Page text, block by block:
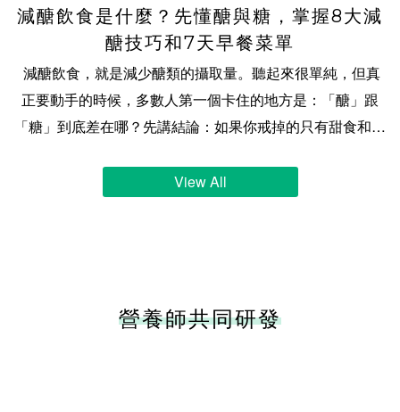
減醣飲食是什麼？先懂醣與糖，掌握8大減
醣技巧和7天早餐菜單
減醣飲食，就是減少醣類的攝取量。聽起來很單純，但真正要動手的時候，多數人第一個卡住的地方是：「醣」跟「糖」到底差在哪？先講結論：如果你戒掉的只有甜食和手搖飲，那叫減糖，不叫減醣。飯、麵、麵包這些一點都不甜的東西，才是大宗。這篇會先把這兩個字分乾淨，再談 8 個可以馬上用的減醣技巧，最後給你一份 7 天早餐菜單。 目錄減醣飲食是什麼？先分清楚「醣」和「糖」減醣飲食與低碳飲食的差別？減醣的好處是什麼？減醣要怎麼做？8 大技巧一次掌握減醣食物有哪些？減醣主食替換對照減醣早餐一週菜單怎麼配減醣新手最常誤會的三件事關於減醣，大家最常問的 9 件事減醣飲食｜加入社群，發現更多減醣的技巧 減醣飲食是什麼？先分清楚「醣」和「糖」「醣」是所有碳水化合物的總稱，「糖」只是其中的一小類。兩個字差一筆，範圍差很多：減糖只動到那一小類，減醣要連飯麵一起算進來。 減醣飲食的基本概念先說一件可能有點意外的事：「減醣飲食」不是政府認定的正式名詞。 翻遍衛福部國民健康署的《每日飲食指南》，你會找到「全穀雜糧類」，也會找到「添加糖」，但找不到「減醣飲食」這四個字的定義，更沒有規定要減到多少才算數。所以你在網路上看到的減醣說法，從溫和到嚴格都有，彼此還常常對不起來。這不是誰在亂講，是這個詞本來就沒有一把公定的尺。 政府給的是另一種東西：一個均衡飲食的參考範圍。 三大營養素佔一天總熱量的建議比例 蛋白質 10% ~ 20%｜脂質 20% ~ 30%｜醣類（碳水化合物）50% ~ 60% 資料來源：衛生福利部國民健康署《每日飲食指南手冊》（107 年 10 月第二版） 這個範圍的適用對象是一般成人。如果你有特殊需求，這篇文章不能取代醫師或營養師給你的建議。 「糖」不是只有吃起來甜的那些官方對「糖」的判定不是看甜度，是看結構：食藥署在營養標示的規範裡把「糖」定義為單醣與雙醣的總和。你在營養標示上看到的「糖」那一欄，算的就是它們。 大部分的糖確實嚐得出甜味，所以一講到糖，多數人想到的是甜點、含糖飲料、蛋糕餅乾。這個直覺大致沒錯，但它有漏洞。 乳糖就是那個漏洞。 牛奶喝起來不像糖水，可是乳糖是雙醣，在標示上一樣要算進「糖」那一欄。甜度只是線索，不是判定的依據。還有一件事知道的人不多：營養標示上沒有「添加糖」這一欄。 標示的「糖」把天然就有的（牛奶裡的乳糖、水果裡的果糖）和製作時加進去的混在同一個數字裡。而國健署《國民飲食指標》建議「不宜超過總熱量 10%」的，指的是額外加進去的那些。 換句話說，光看標示上的「糖」，看不出添加糖有多少。 「醣」是所有碳水化合物的總稱「醣」的範圍比「糖」大得多。食藥署的定義很直接：碳水化合物，即醣類，指總碳水化合物。 換句話說，「醣」是一個大圈，「糖」只是圈裡的一小塊。這個圈裡還有澱粉。飯、麵、麵包、地瓜、馬鈴薯，這些吃起來一點都不甜的東西，全都是醣。連膳食纖維也在圈裡，只是纖維的熱量以每公克 2 大卡計，跟其他碳水的 4 大卡不同。 把大圈小圈的關係擺出來，「減糖」和「減醣」的差別就清楚了： 減的是什麼主要對付減糖圈裡那一小塊甜食、含糖飲料，特別是添加糖減醣整個圈連澱粉一起算進來，減的是總碳水化合物的量 所以「我沒吃甜食」和「我有減醣」是兩回事。甜食只是那一小塊，飯麵才是大宗。這也是為什麼有些人戒了手搖飲，一整天吃進去的醣量卻沒有降多少。三餐的飯麵完全沒動。 分清楚這兩個字之後，下一個問題自然就來了：那減醣跟低碳，又差在哪？ 減醣飲食與低碳飲食的差別？ 兩種都在減碳水，差別是你需要多精確。減醣通常先從含糖飲料和精緻澱粉下手，不設硬性的每日克數；低碳會給自己一個每天的碳水額度，總量要記帳。 減醣和低碳，差在哪裡？先說一件會讓人有點意外的事：這兩個詞，沒有一個是政府認定的正式名詞。 跟「減醣飲食」一樣，「低碳飲食」在台灣的政府官方文件裡也找不到定義，沒有規定碳水要壓到多少才算數。網路上流傳的各種克數標準，來源多半是國外的書籍、社群或研究，彼此並不一致。所以下面講的是大致的分野，不是公定標準。 減醣通常是「往下調」：先把含糖飲料、甜點、精緻澱粉的比重減下來，主食吃少一點或換掉一部分，多半不設一個硬性的每日克數。低碳通常是「設上限」：給自己一個每天的碳水額度，吃什麼可以彈性，但總量要記帳。所以低碳的人比較常在算克數，減醣的人比較常在做選擇。 真正的差別不在數字，在你需要多精確。減醣可以憑判斷做，低碳需要記錄。 兩種飲食方式比較，怎麼選？ 怎麼做需要記錄嗎難在哪減醣減少精緻糖與精緻澱粉，主食吃少或換掉一部分不一定沒有標準，全靠自己判斷低碳給自己一個每日碳水額度，總量要記帳要三餐都要算，外食最難 怎麼選？我們的建議是先問「你能維持多久」，不是「哪個比較快」。 飲食調整跟運動一樣，做三天的完美方案，效果不會比做三個月的普通方案好。多數人的日常有外食、有應酬、有趕時間的早上，一個需要每餐算克數的方案，在那些日子裡會第一個被放棄。 所以如果你是第一次調整，從減醣開始通常最實際：它容錯高，一餐沒做到不會歸零。等你對自己吃了什麼有感覺了，再決定要不要往更嚴格的方向走。 減醣的好處是什麼？減醣真正在調整的，是精緻糖和精緻澱粉在一天裡佔的比重。把它們的位置讓出來之後，蛋白質、蔬菜、好的油脂才有空間進來。 幫助減少精緻糖與精緻澱粉攝取，維持好狀態減醣最直接的作用，是把兩樣東西的份量壓下來：精緻糖和精緻澱粉。 精緻糖就是前面講的添加糖，國健署《國民飲食指標》建議它不宜超過總熱量的 10%。精緻澱粉則是加工程度高、纖維被去掉的那些主食，像白飯、白麵條、白吐司。 這兩樣東西的共同點是它們在一天裡佔餐盤的比例很大，但帶來的營養相對少。一份精緻澱粉和一份全穀，碳水的量可能差不多，但後者還帶著纖維和一些微量營養素。 所以減醣的第一步通常不是「吃更少」，而是「把餐盤的空間讓出來」：少了半碗白飯的空間，可以放一份蛋白質或一盤蔬菜。一天的食量是很接近的，這是一個餐盤空間的分配問題。 搭配蛋白質與膳食纖維，增加飽足感減醣的時候，主食少了，那個餐盤上的空缺，就要有東西補上，不然只是把一餐吃得比較少。 通常補的是兩樣：蛋白質與膳食纖維。 蛋白質的來源是蛋、豆製品、魚、肉類；膳食纖維主要來自非澱粉類的蔬菜、部分全穀，還有豆類。同樣的熱量下，這兩樣東西的體積通常比精緻澱粉大，讓餐盤上的營養比例更高了。 實際的配法很簡單：先看蛋白質夠不夠，再看蔬菜有沒有到一個手掌以上的量，最後才決定主食吃多少。 順序反過來的話，主食會先把位置佔走。 避免加工食品攝取，吃進額外負擔減醣的過程中，有一件事會自然發生：你會開始看成分。 因為要判斷一個東西能不能吃、吃多少，你得先知道它裡面有什麼。而一旦開始看，就會發現很多加工食品除了碳水之外，還帶了不少你沒打算吃的東西：各種糖的別名、油脂、調味。 這不是說加工食品都不能碰。是說當你的判斷依據從「它甜不甜」變成「它裡面有什麼」，選擇會自然往成分單純的方向移動。這個轉變本身，比減掉幾克碳水更有價值。 外食多，避免飲食失控台灣的外食比例高，這是減醣最現實的挑戰：你控制不了廚房料理食物的調理配比，加了多少糖、多少塩、多少調味料，都不知道，也無法掌握。 但外食不代表沒得選。減醣在外食情境下的價值，是它給了你一個簡單的判斷框架：這一餐的主食佔了多少？有沒有蛋白質？蔬菜在哪裡？ 有框架跟沒框架的差別，不在於你能不能吃得完美，而在於你知道自己在做什麼取捨。今天中午吃了一碗麵，晚上就把主食收一點。這是選擇，不是失控。 減醣要怎麼做？8 大技巧一次掌握減醣不必一次到位。從含糖飲料和精緻澱粉開始減，把蛋白質和蔬菜的份量補上，再學會看營養標示。這八個技巧可以一個一個加，不用同時做完。 技巧一：優先減少含糖飲料、甜點與精緻澱粉如果只能做一件事，做這件。 國健署《國民飲食指標》的建議是添加糖不宜超過總熱量的 10%，而含糖飲料和甜點是添加糖最集中的來源。它們的另一個特點是：熱量進來得很快，份量感卻很低。一杯飲料喝完，幾乎沒感覺，但那些碳水已經算進今天了。 精緻澱粉則是量的問題。一碗滷肉飯、一份鍋燒意麵、便當裡那格白飯，在台灣的餐桌上份量都不小，減一點下來，空間馬上出現。 實際做法是排順序，不是全砍：先動含糖飲料（全糖改半糖、半糖改無糖，最容易、感覺最小），再動下午茶那塊蛋糕，最後才處理三餐的主食。反過來做的人多半撐不久，因為主食是三餐的骨幹，一動就影響每一餐。 技巧二：每餐安排足夠的蛋白質主食減下來之後，蛋白質是第一個要補上的。 原因很實際：一餐裡如果只是把飯減半、其他都不動，那就只是吃比較少。蛋白質那一份的體積跟同熱量的精緻澱粉不一樣，占掉的餐盤的營養比例差很多。 來源不必複雜：蛋、豆腐、豆漿、魚、雞胸、里肌都算。判斷方式比記克數實用：看看這一餐裡，蛋白質那一份的大小有沒有到你的一個手掌。 趕時間的時候，能直接吃的蛋白質最有用，這也是為什麼備餐時值得先把蛋白質準備好。像我們的輕卡厚雞塊就是為了這個情境做的：氣炸鍋或烤箱直接加熱，不用處理生肉，早餐和加班的晚餐都能用。 技巧三：主食優先選擇原型或少加工的食物同樣是主食，加工程度不一樣，帶進來的東西也不一樣。 白米和糙米的碳水都不低，但糙米保留了外層的麩皮和胚芽，纖維和微量營養素比白米多。白吐司和全麥麵包的關係也類似。 這裡要小心一個常見的誤解：換成原型或少加工的主食，不代表碳水變少了。糙米飯的碳水不會比白米飯少多少。換的是「同樣的碳水，帶進來的東西比較多」。要減碳水的量，還是得看份量。 技巧四：增加非澱粉類蔬菜並補充足夠水分蔬菜要分兩種看，這件事很多人沒注意到。 非澱粉類蔬菜（葉菜、花椰菜、菇類、瓜類、番茄）碳水低、體積大，是減醣時最好用的填充。澱粉類蔬菜（地瓜、玉米、南瓜、芋頭、馬鈴薯）碳水不低，在飲食分類裡它們其實跟飯麵是同一類。 所以「多吃蔬菜」在減醣飲食中，要講精確一點：多吃的是非澱粉類的那些。地瓜吃多了，等於主食吃多了。 水分則是另一件容易被忽略的事。飲食結構改變的時候，身體的水分和電解質也會跟著調整。這跟減醣本身沒有直接關係，但它會讓你以為不適合「減醣」。 技巧五：蔬菜與蛋白質先吃，含醣主食最後吃這是一個不用改變吃什麼、只改變順序的技巧。 先吃蔬菜和蛋白質、最後才吃主食，好處很直接：當你吃到主食的時候，已經吃了不少東西了，主食的份量自然會收斂。而如果第一口就是飯，很容易在還沒吃到菜之前就吃掉大半碗。 這個技巧最大的價值在外食。你沒辦法要求店家改料理配方，但你可以決定筷子先夾哪一盤。 ⚠️ 這是一個關於份量控制的技巧，它有用的原因單純是「順序影響你最後吃了多少」。 技巧六：學會看懂「營養標示」這是八個技巧裡最值得花時間的一個，因為它是唯一能讓你自己判斷的工具。 包裝食品的營養標示上，跟減醣直接相關的是這幾欄： 欄位它算的是什麼減醣時怎麼看碳水化合物總碳水化合物（即醣類）這才是減醣要看的那一欄糖單醣與雙醣的總和只是碳水裡的一小部分膳食纖維纖維（也算在碳水裡）熱量以每公克 2 大卡計 三個實務重點： 一、每 100 公克 vs 每份，要先看清楚。 標示通常兩種都給，但「每份」的份量是廠商定義的。同樣一包餅乾，有的算一份，有的算三份。比較不同商品時，用「每 100 公克」才是同一把尺。二、「糖」那一欄不等於添加糖。 前面講過，標示上沒有添加糖這一欄，天然的和加進去的混在同一個數字裡。三、成分表按含量排序。 排在越前面的含量越多。如果糖的各種別名（葡萄糖漿、麥芽糊精、蔗糖、果糖）出現在前幾位，那個數字大概不會好看。 技巧七：水果不用戒，掌握種類、份量與食用方式水果有糖，但水果不是甜點。 種類：不同水果的碳水密度差很多。芭樂、番茄、莓果類相對低；香蕉、荔枝、龍眼、芒果相對高。這不是「不能吃」的名單，是「同樣一份，量要不一樣」的提醒。份量：國健署《每日飲食指南手冊》有水果類的每日建議份數與一份的大小，這是比憑感覺可靠的依據。食用方式：這一項的影響可能比前兩項都大。整顆吃 > 打成果汁。 打成汁之後纖維被破壞、體積變小，很容易一次喝下三顆的量，而你不會一次吃三顆。 技巧八：準備成分單純、方便取得的備用點心減醣最常失敗的時刻，不是在餐桌上，是在餓了但手邊沒東西的那個當下。 那個當下人不會做最好的選擇，只會做最快的選擇。所以與其考驗意志力，不如先把選擇準備好：家裡、辦公室抽屜、包包裡，放一個成分單純、不用處理就能吃的東西。 判斷標準有兩個：成分表短（看得懂裡面是什麼）、不用準備（撕開就能吃，或幾分鐘能加熱好）。超商就買得到的無糖豆漿、茶葉蛋、小包裝無調味堅果都符合；反過來說，餅乾、麵包櫃裡的甜麵包、含糖優酪乳雖然也很快，但它們解決的是嘴饞不是餓。 我們的減醣貝果也是為了這個痛點而設計的：不用退冰，微波加熱1分鐘就能吃，成分表透明，用料天然，你也看得懂，也安心。至於它在早餐怎麼搭？繼續看下去，等下就為你介紹。 減醣食物有哪些？減醣主食替換對照主食不必戒，是換成更好的選擇就可以！白飯可以換成花椰菜米或混入全穀，麵條有蒟蒻麵和豆製麵，麵包則要看配方裡的碳水總量。每一種的口感與代價都不一樣。 白飯可以換成哪些選擇？用花椰菜米減醣？白飯的替換有三條路，代價各不相同。 一、換成全穀（糙米、五穀米、藜麥混飯）。碳水沒有變少多少，換的是纖維和口感。優點是最容易接受，缺點是它解決的不是「量」的問題。二、混一半（白飯和花椰菜米各半，或飯和豆類各半）。這是實務上最常見的做法，因為它保留了「在吃飯」的感覺，量卻真的降下來了。三、整碗換成花椰菜米。 碳水降最多，但口感差最遠。它是花椰菜，不是飯。多數人的問題不是不知道這招，是撐不過第三天。 麵條的替換選項？麵條的替換選項比白飯多，因為麵的形狀比較好模仿。常見的有這四種：蒟蒻麵：碳水極低，但口感偏彈、幾乎沒有麵味。它是蒟蒻，不是麵。蛋白麵：用高蛋白粉或大豆蛋白取代部分麵粉，碳水比一般麵條低、蛋白質高。這一類在台灣越來越好買，超市和網購都有。全麥麵：跟糙米飯一樣，換的是纖維不是量。 選的時候要先決定你在意什麼：要碳水降最多，蒟蒻麵；要口感最接近一般麵條，全麥麵；要同時把蛋白質那一格一起補上，就選蛋白麵。 麵包可以換成哪些選擇？麵包這一類最需要小心，因為「看起來很營養」和「碳水真的比較低」是兩件事。 全麥麵包、雜糧麵包、歐式麵包，這些名字給人的印象是負擔較輕，但它們的碳水未必比白吐司低多少。麵包的碳水來自麵粉，而換麵粉的種類不等於換掉碳水。真正會影響總碳水的是配方（用了什麼粉、加了多少糖）和份量（一個多大）。 所以判斷麵包只有一個可靠方法：看營養標示的碳水化合物那一欄，用每 100 公克比。 名字、顏色、賣相都不能當依據。 而這時，喜歡吃麵包，但因為要減醣，那減醣貝果就是最好的選項之一！但一樣要看標示，因為市面上減醣貝果品牌眾多，不能因為名字裡有「減醣」就跳過這一步，如何選出真的減醣、用料天然，又能吃得飽，最重要是美味優先，若要研究試吃又是一門辛苦的功課。但原味時代的減醣貝果，直接符合條件，就是不用再額外做功課的推薦選項！ 減醣早餐一週菜單怎麼配早餐要減醣，難的不是知識是時間。固定幾個能重複的組合，一份蛋白質加一份蔬菜加一份控制過碳水的主食，配好一次就能用一週。 減醣早餐，首選「減醣貝果」想吃得滿足，又希望少一點負擔？減醣貝果以保留麵包Q彈嚼勁，再透過加入大豆纖維(豆渣)來取代部分麵粉，來調整降低醣類含量，每顆都減少碳水 30%、減少熱量 20%。讓你在享受 10 多種人氣口味與Q彈鬆軟口感的同時，也能更輕鬆安排每天的飲食。無論搭配雞胸肉、蛋、酪梨或生菜沙拉，都能快速完成一份營養均衡的早餐，兼顧美味、飽足感與便利，為一天注入滿滿活力。 減醣早餐，一週菜單推薦原則只有一個：每天都是「一份主食＋一份蛋白質＋一份蔬菜」。 主食這一格我們就用減醣貝果，因為在你生活中，不用花力氣、不用再研究做功課的最佳選項之一：冰箱拿出來，不用退冰 直接加熱就能吃。而口味換著吃，就能開心吃一週的關鍵。 減醣貝果口味蛋白質蔬菜週一原味麥香減醣貝果水煮蛋 2 顆小番茄一把週二奶油香蒜減醣貝果無糖豆漿 1 杯生菜沙拉（油醋）週三小農番茄瑪格麗特減醣貝果雞胸肉片夾進貝果的生菜週四重乳酪起司減醣貝果水煮蛋 2 顆燙青菜週五墨西哥辣椒減醣貝果荷包蛋 2 顆涼拌小黃瓜週六紫心地瓜減醣貝果無糖希臘優格酪梨或生菜週日惡魔可可減醣貝果蛋 2 顆＋嫩豆腐炒蔬菜一盤 怎麼換口味： 鹹的那幾天（奶油香蒜、小農番茄瑪格麗特、墨西哥辣椒、重乳酪起司）適合切開夾蛋和生菜，當三明治吃；甜的那幾天（惡魔可可、紫心地瓜、蜜香蘋果紅茶、藍莓優格丁）直接吃就好，蛋白質配旁邊的豆漿或優格。週五排墨西哥辣椒更爽快。一週吃到第五天最容易懈怠，重口味的那顆放在這裡。 三個實務提醒： 紫心地瓜那天要注意：貝果本身就是主食，不要再另外配地瓜或玉米。蔬菜是最容易被跳過的一格，也是最該守住的。前一晚先洗好切好，隔天成功率差很多。這是起點不是規定。 七顆全換成你愛的那一種也可以，只是第四天你大概會想換。 配了一週之後，接下來談幾個新手最常踩的坑。 減醣新手最常誤會的三件事三個最常見的誤會：以為減醣就是不吃澱粉、只看營養標示的「糖」不看總碳水、以及覺得減醣一定很麻煩。前兩個是定義沒搞清楚，第三個是方法問題。 把「不吃澱粉」當成減醣這是最常見的一個，而且它會讓人吃得比原本更糟。 減醣減的是總醣量，澱粉只是其中的一部分。所以「戒掉澱粉」不等於「減醣成功」。如果戒了飯，卻改喝含糖飲料、多吃水果、多喝奶茶，總醣量可能一點都沒降。 反過來也一樣：主食完全不吃，並不會讓效果加倍。 主食是一天裡最好控制、也最容易計算的一格。把它整個砍掉之後，剩下的那些（醬料、飲料、水果、加工食品裡的糖）反而更難掌握。 「不吃澱粉」聽起來像是更努力的版本，實際上是把一個好控制的變數換成一堆不好控制的變數。 只看「糖」不看「總碳水」這個誤會的成因很好理解：營養標示上有一欄明明白白寫著「糖」，看它最直覺。 但前面講過，那一欄只算單醣與雙醣，澱粉不在裡面。所以一個「糖 0 公克」的商品，碳水化合物那一欄可能是 40 公克。它不甜，但它是醣。 減醣要看的是碳水化合物那一欄，不是糖那一欄。 這句話值得記起來，因為市面上「無糖」「零糖」的訴求很多，而它們講的都是那一小塊。 減醣菜單太麻煩，不容易維持？這個不是誤會，是真的。而且它是減醣最大的失敗原因。不是不知道怎麼做，是做不下去。 麻煩來自三個地方：要想（今天吃什麼）、要備（買、洗、切、煮）、要算（這個能不能吃、吃多少）。 三個裡面，「要想」最容易解決：固定幾個組合，重複用。 前面那份一週菜單的重點不是那七天有多豐富，而是它的結構只有一種：一份主食、一份蛋白質、一份蔬菜。結構固定之後，決策成本就掉下來了。 「要備」的解法是先把最卡的那一格準備好。多數人卡在蛋白質和主食（要煮），蔬菜反而好處理。這也是我們做貝果和雞塊的原因：把最卡的那兩格變成不用準備。 「要算」則會隨著時間自己變簡單。前兩週最累，因為每樣東西都要查；查過的東西不用查第二次。 把誤會清掉之後，剩下的是大家最常問的那些具體問題。 關於減醣，大家最常問的 9 件事減醣外食怎麼吃？先決定主食那一格，其他跟著調整。 外食沒辦法改配方，但幾乎每一餐都給你選主食的權力：飯可以要半碗，麵可以少一點，便當的飯可以不吃完。主食這一格通常是一餐裡最大、也最好調整的那一塊，先處理它。 剩下的藏在看不見的地方：勾芡、醬料、糖醋、照燒、蜜汁，這些難免都有含糖。同一道菜，清炒和糖醋差很多。 實務上最好用的三家：自助餐（自己夾，蔬菜和蛋白質都好挑，是外食減醣的最強選項）、便當店（跟老闆說「飯少一點」就好，多數店家都願意）、火鍋（湯底選昆布或清湯，避開餃類與火鍋料）。 最難的是羹湯、燴飯、炒麵、鍋燒意麵這類「主食和醬料綁在一起」的品項。勾芡本身就是澱粉，你沒辦法把它挑掉。滷肉飯和牛肉麵也是硬仗：主食就是那一碗，減了就沒了。 上班趕時間，減醣怎麼吃？趕時間的時候人不會做最好的選擇，只會做最快的選擇。 所以這題的答案不在「怎麼選」，在「前一天做了什麼」。 三個實際做法：前一晚把蔬菜洗切好（早上的成敗多半在這格）、手邊常備能直接吃的蛋白質（水煮蛋、無糖豆漿、能快速加熱的肉品）、主食選能放的。 我們的減醣貝果和輕卡厚雞塊就是為了這個情境做的：不用退冰，幾分鐘能加熱好，這份如果沒準備，其他兩份再好也撐不住。 適合減醣的族群？這篇談的是一般成人的日常飲食調整。 如果你平常外食比例高、精緻糖和精緻澱粉吃得不少、想把飲食結構調整得均衡一點，那減醣是一個容錯高、好上手的起點。它不需要記帳，一餐沒做到也不會歸零。 如果你已經在做低碳、而且做得下去，那不必往回退。方法沒有高下，能維持的才有意義。 不適合減醣的族群？有特殊需求的族群，飲食調整請先問過醫師或營養師。 減醣容易吃不飽怎麼辦？先檢查是不是只做了「減」，沒做「補」。 最常見的狀況是：飯減半了，其他都沒動。那一餐的總量少了，份量感當然就少了。 補的順序是蛋白質優先，蔬菜其次。 蛋白質那一份的大小到你的一個手掌，蔬菜到一個手掌以上，這兩格先放滿，主食那格自然就少了。 還有兩個常被忽略的：吃太快（份量感需要時間，狼吞虎嚥時大腦來不及跟上）和水喝太少（口渴常被誤認成餓）。 如果補了、也慢慢吃了，還是餓，那可能是減太快了。減醣不是比賽，從減四分之一碗飯開始，比一次砍半更容易走得久。 減醣食物不好吃？這題要老實回答：有些真的不好吃。 花椰菜米不是飯，蒟蒻麵不是麵，這是物理現實，換個講法也不會變。 而原味時代的研發原則是美味優先：一個東西如果看起來減醣減很多，但沒人想吃第二次的話，那就沒有解決問題。所以我們做減醣貝果的時候，除了重視原料天然、減少吃進去的負擔外，也努力研發 10 多種人氣口味，致力於讓貝果美味好吃。像是甜系的藍莓優格丁和鹹系的小農番茄瑪格麗特，都是客人吃了喜歡，不斷回購的選擇！ 白飯不甜，為什麼是含醣食物？因為「甜」不是判定的依據，結構才是。 白飯的主要成分是澱粉，而澱粉是碳水化合物的一種，也就是醣。它在標示上不會出現在「糖」那一欄（那欄只算單醣與雙醣），但它結結實實算在「碳水化合物」那一欄裡。 換句話說：白飯不甜，跟白飯含醣，這兩件事完全不衝突。 甜度是舌頭的感覺，含不含醣是結構的問題。 這也是為什麼「我沒吃甜的」不能當成「我沒吃醣」的理由。 地瓜、玉米、南瓜算不算澱粉？算。而且在飲食分類裡，它們跟白飯是同一類。 國健署《每日飲食指南手冊》把它們歸在「全穀雜糧類」，也就是主食那一格，不是蔬菜那一格。所以一頓飯裡如果有飯又有地瓜，那是兩份主食，不是一份主食加一份蔬菜。 這件事常常被誤會，因為它們長得像蔬菜、也常出現在菜的位置。芋頭、馬鈴薯、蓮藕、豌豆仁也是同樣的情況。 它們不是不能吃。比起白飯，它們多半帶著更多纖維。要調整的是份量的認知：它出現的時候，主食那一格要跟著減。 減醣飲食，要一直持續嗎？這是個人選擇，不是指引，所以沒有標準答案。 「減醣飲食」沒有規定的期程，也沒有「做滿幾週就完成」這回事。它比較像一組飲食習慣的調整方向，而不是一個有終點的過程。 我們的看法是：與其問「要做多久」，不如問「哪些部分你願意一直做」。 實務上，多數人最後留下來的不是最嚴格的那些做法，而是最不費力的那幾個：像是主食換成減醣貝果、蔬菜多一點、飲料改無糖。這幾件事不需要意志力，久了就是習慣。至於花椰菜米那種需要天天忍耐的，通常留不下來，那也沒關係。 能一直做的，才會有意義；做不下去的，做多久都會回去。 減醣飲食｜加入社群，發現更多減醣的技巧減醣這件事，一個人做最難的不是知識，是沒有人可以問。 我們有一個減醣社群，裡面有人在分享今天的早餐怎麼配、哪家外食可以吃、哪個做法撐不過三天。這些東西不會出現在任何一篇文章裡，因為它們太細、太日常，但那正是真的在做的人需要的。 歡迎加入，一起把這件事變得簡單一點。 >> 立即加入社群，把減醣變成你的美好生活！ 除此之外，還有減醣必備的「減醣貝果」，這裡有「新客」的優惠，[ 點擊這裡立即看 ]！ 讓減醣生活輕鬆實現！ 更多資訊在這裡： ‣ 來逛逛｜原味時代貝果 ‣ 加入｜原味時代 LINE 官方帳號 ‣ 加入｜原味時代 LINE VIP寵粉社群
View All
營養師共同研發